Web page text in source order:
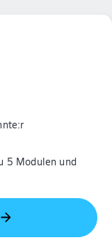
5 Modulen und